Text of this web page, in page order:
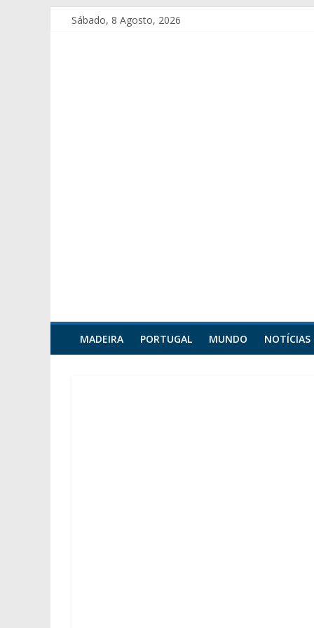
Sábado, 8 Agosto, 2026
MADEIRA PORTUGAL MUNDO NOTÍCIAS